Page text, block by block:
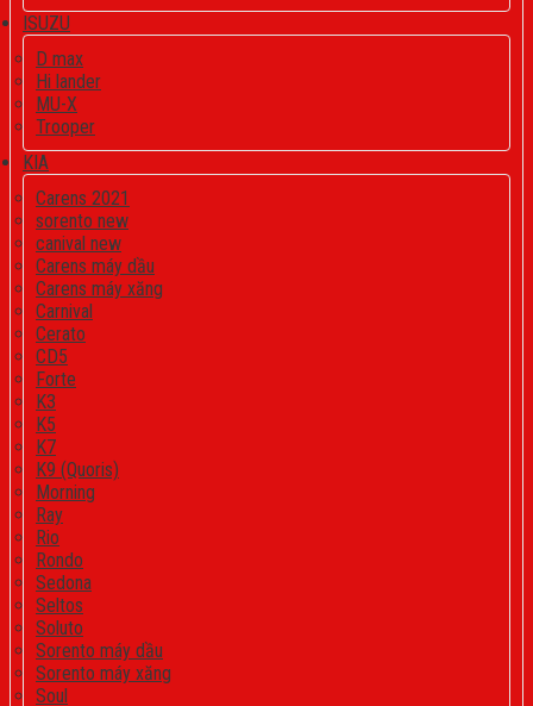
ISUZU
D max
Hi lander
MU-X
Trooper
KIA
Carens 2021
sorento new
canival new
Carens máy dầu
Carens máy xăng
Carnival
Cerato
CD5
Forte
K3
K5
K7
K9 (Quoris)
Morning
Ray
Rio
Rondo
Sedona
Seltos
Soluto
Sorento máy dầu
Sorento máy xăng
Soul